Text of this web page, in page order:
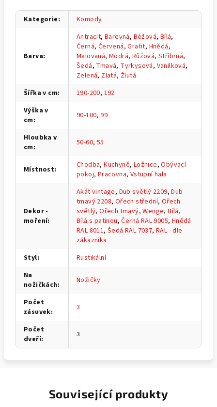
Kategorie: Komody
Barva:
Antracit,Barevná, Béžová, Bílá,
Černá, Červená,Grafit, Hnědá,
Malovaná,Modrá, Růžová,Stříbrná,
Šedá, Tmavá, Tyrkysová, Vanilková,
Zelená, Zlatá, Žlutá
Šířka v cm: 190-200, 192
Výška v
cm: 90-100,99
Hloubka v
cm: 50-60, 55
Místnost: Chodba,Kuchyně, Ložnice,Obývací
pokoj, Pracovna, Vstupní hala
Dekor -
moření:
Akát vintage, Dub světlý 2209,Dub
tmavý 2208, Ořech střední, Ořech
světlý,Ořech tmavý,Wenge,Bílá,
Bílá s patinou,Černá RAL 9005, Hnědá
RAL 8011,Šedá RAL 7037,RAL - dle
zákazníka
Styl:
Rustikální
Na
nožičkách: Nožičky
Počet
zásuvek: 3
Počet
dveří: 3
Související produkty